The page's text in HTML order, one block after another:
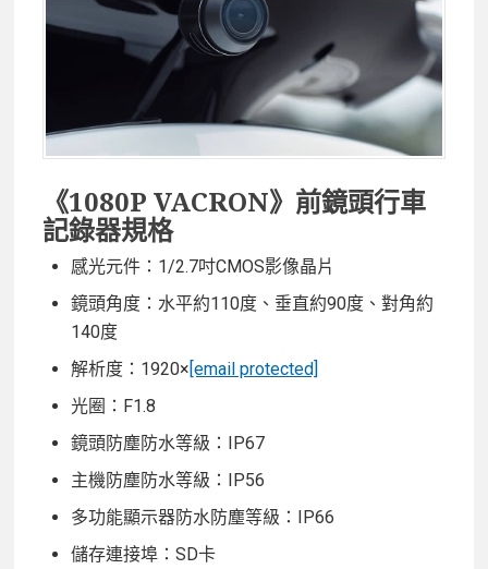
《1080P VACRON》前鏡頭行車
記錄器規格
感光元件：1/2.7吋CMOS影像晶片
鏡頭角度：水平約110度、垂直約90度、對角約
140度
解析度：1920× [email protected]
光圈：F1.8
鏡頭防塵防水等級：IP67
主機防塵防水等級：IP56
多功能顯示器防水防塵等級：IP66
儲存連接埠：SD卡